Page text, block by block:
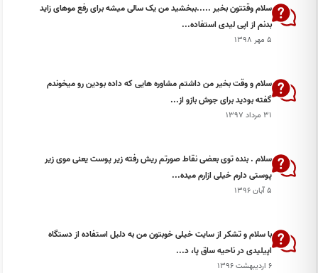
سلام وقتتون بخیر .....ببخشید من یک سالی میشه برای رفع موهای زاید
بدنم از اپی لیدی استفاده...
۵ مهر ۱۳۹۸
سلام و وقت بخیر من داشتم مشاوره هایی که داده بودین رو میخوندم
گفته بودید برای جوش بازو از...
۳۱ مرداد ۱۳۹۷
سلام . بنده توی بعضی نقاط صورتم ریش رفته زیر پوست یعنی موی زیر
پوستی دارم خیلی ازارم میده...
۵ آبان ۱۳۹۶
با سلام و تشكر از سایت خیلی خوبتون من به دلیل استفاده از دستگاه
اپیلیدی در ناحیه ساق پا، د...
۶ اردیبهشت ۱۳۹۶